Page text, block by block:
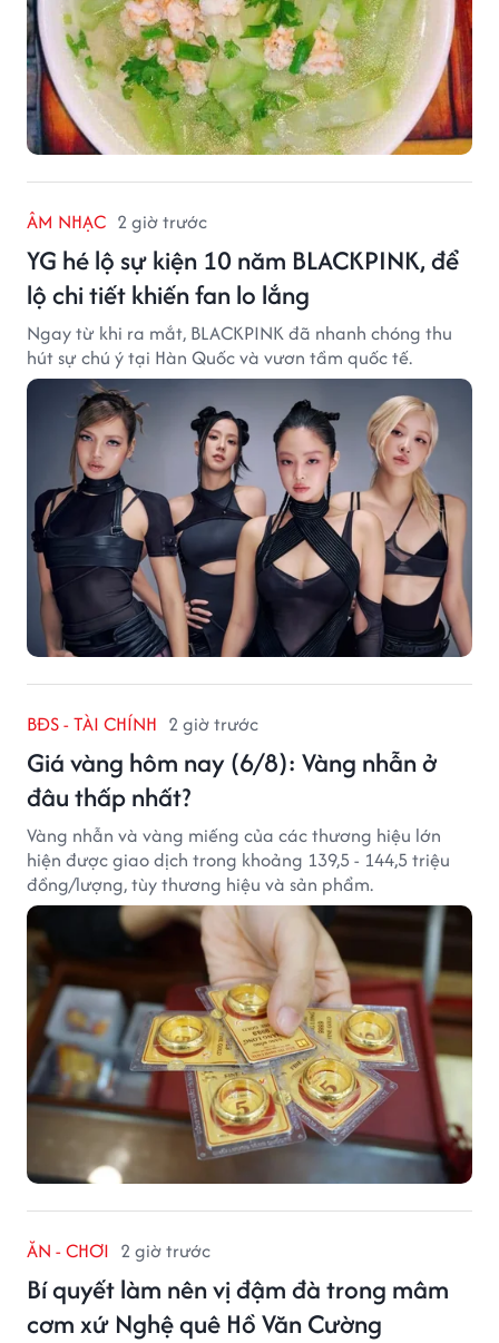
ÂM NHẠC 2 giờ trước
YG hé lộ sự kiện 10 năm BLACKPINK, để
lộ chi tiết khiến fan lo lắng
Ngay từ khi ra mắt, BLACKPINK đã nhanh chóng thu
hút sự chú ý tại Hàn Quốc và vươn tầm quốc tế.
BĐS - TÀI CHÍNH 2 giờ trước
Giá vàng hôm nay (6/8): Vàng nhẫn ở
đâu thấp nhất?
Vàng nhẫn và vàng miếng của các thương hiệu lớn
hiện được giao dịch trong khoảng 139,5 - 144,5 triệu
đồng/lượng, tùy thương hiệu và sản phẩm.
ĂN - CHƠI 2 giờ trước
Bí quyết làm nên vị đậm đà trong mâm
cơm xứ Nghệ quê Hồ Văn Cường